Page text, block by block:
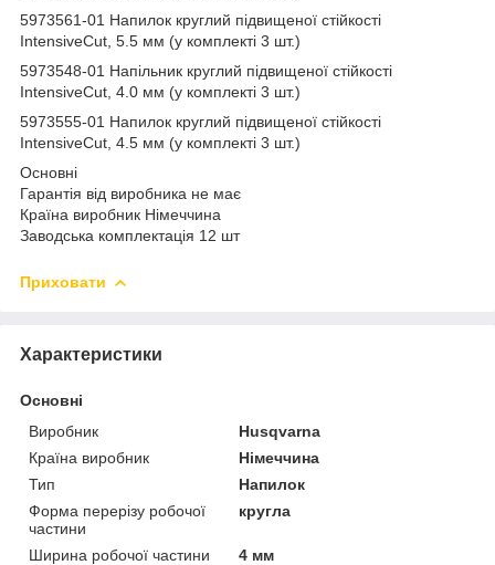
5973561-01 Напилок круглий підвищеної стійкості
IntensiveCut, 5.5 мм (у комплекті 3 шт.)
5973548-01 Напільник круглий підвищеної стійкості
IntensiveCut, 4.0 мм (у комплекті 3 шт.)
5973555-01 Напилок круглий підвищеної стійкості
IntensiveCut, 4.5 мм (у комплекті 3 шт.)
Основні
Гарантія від виробника не має
Країна виробник Німеччина
Заводська комплектація 12 шт
Приховати
Характеристики
Основні
Виробник
Husqvarna
Країна виробник
Німеччина
Тип
Напилок
Форма перерізу робочої
частини
кругла
Ширина робочої частини
4 мм